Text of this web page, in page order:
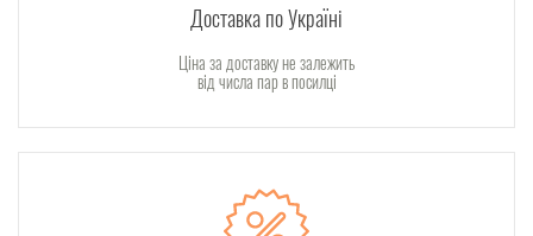
Доставка по Україні
Ціна за доставку не залежить
від числа пар в посилці